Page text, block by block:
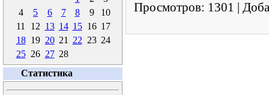
4
5 6 7 8 9
10
11
12 13 14 15 16 17
18 19 20 21 22 23 24
25 26 27 28
Статистика
Просмотров: 1301 |